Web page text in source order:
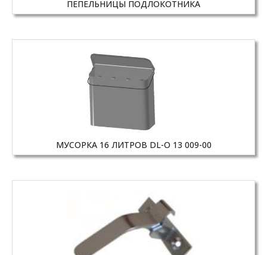
ПЕПЕЛЬНИЦЫ ПОДЛОКОТНИКА
МУСОРКА 16 ЛИТРОВ DL-O 13 009-00